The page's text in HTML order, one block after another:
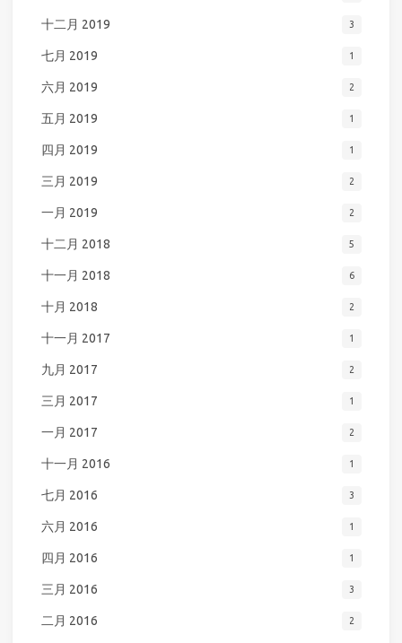
十二月 2019 3
七月 2019 1
六月 2019 2
五月 2019 1
四月 2019 1
三月 2019 2
一月 2019 2
十二月 2018 5
十一月 2018 6
十月 2018 2
十一月 2017 1
九月 2017 2
三月 2017 1
一月 2017 2
十一月 2016 1
七月 2016 3
六月 2016 1
四月 2016 1
三月 2016 3
二月 2016 2